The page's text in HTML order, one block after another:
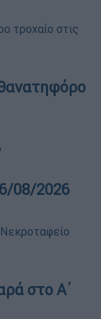
08/2026
στο Α΄